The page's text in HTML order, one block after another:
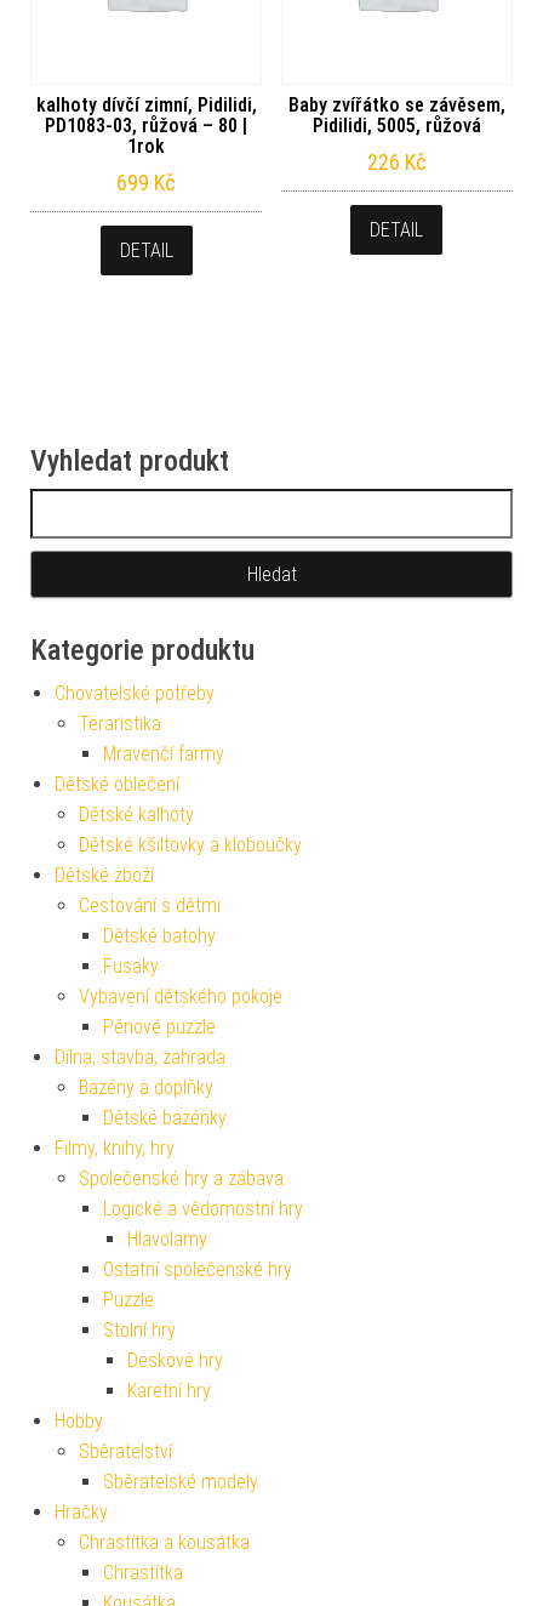
kalhoty dívčí zimní, Pidilidi,
PD1083-03, růžová – 80 |
1rok
699 Kč
DETAIL
Baby zvířátko se závěsem,
Pidilidi, 5005, růžová
226 Kč
DETAIL
Vyhledat produkt
Kategorie produktu
Chovatelské potřeby
Teraristika
Mravenčí farmy
Dětské oblečení
Dětské kalhoty
Dětské kšiltovky a kloboučky
Dětské zboží
Cestování s dětmi
Dětské batohy
Fusaky
Vybavení dětského pokoje
Pěnové puzzle
Dílna, stavba, zahrada
Bazény a doplňky
Dětské bazénky
Filmy, knihy, hry
Společenské hry a zábava
Logické a vědomostní hry
Hlavolamy
Ostatní společenské hry
Puzzle
Stolní hry
Deskové hry
Karetní hry
Hobby
Sběratelství
Sběratelské modely
Hračky
Chrastítka a kousátka
Chrastítka